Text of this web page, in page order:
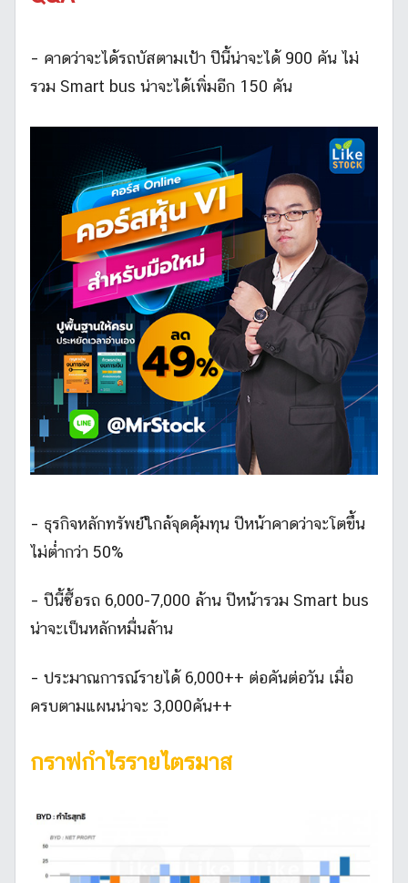
– คาดว่าจะได้รถบัสตามเป้า ปีนี้น่าจะได้ 900 คัน ไม่
รวม Smart bus น่าจะได้เพิ่มอีก 150 คัน
– ธุรกิจหลักทรัพย์ใกล้จุดคุ้มทุน ปีหน้าคาดว่าจะโตขึ้น
ไม่ต่ำกว่า 50%
– ปีนี้ซื้อรถ 6,000-7,000 ล้าน ปีหน้ารวม Smart bus
น่าจะเป็นหลักหมื่นล้าน
– ประมาณการณ์รายได้ 6,000++ ต่อคันต่อวัน เมื่อ
ครบตามแผนน่าจะ 3,000คัน++
กราฟกำไรรายไตรมาส